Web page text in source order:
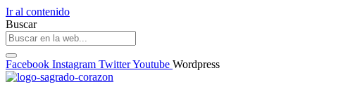
Ir al contenido
Buscar
Facebook Instagram TwitterYoutube Wordpress